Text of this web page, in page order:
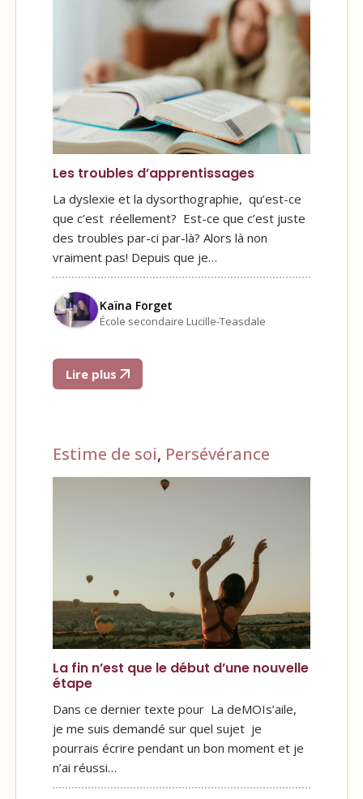
Les troubles d’apprentissages
La dyslexie et la dysorthographie, qu’est-ce
que c’est réellement? Est-ce que c’est juste
des troubles par-ci par-là? Alors là non
vraiment pas! Depuis que je…
Kaïna Forget
École secondaire Lucille-Teasdale
Lire plus
Estime de soi, Persévérance
La fin n’est que le début d’une nouvelle
étape
Dans ce dernier texte pour La deMOIs’aile,
je me suis demandé sur quel sujet je
pourrais écrire pendant un bon moment et je
n’ai réussi…